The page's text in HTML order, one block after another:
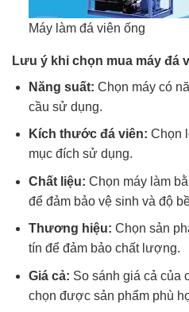
Máy làm đá viên ống
Lưu ý khi chọn mua máy đá
Năng suất: Chọn máy có
cầu sử dụng.
Kích thước đá viên: Chọn
mục đích sử dụng.
Chất liệu: Chọn máy làm
để đảm bảo vệ sinh và độ
Thương hiệu: Chọn sản
tín để đảm bảo chất lượng.
Giá cả: So sánh giá cả của
chọn được sản phẩm phù